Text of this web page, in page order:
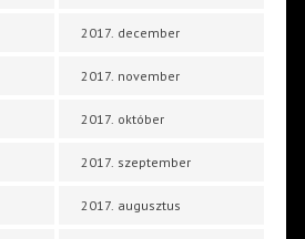
2017. december
2017. november
2017. október
2017. szeptember
2017. augusztus